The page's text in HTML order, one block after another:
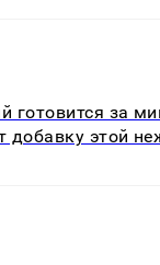
готовится за
добавку этой